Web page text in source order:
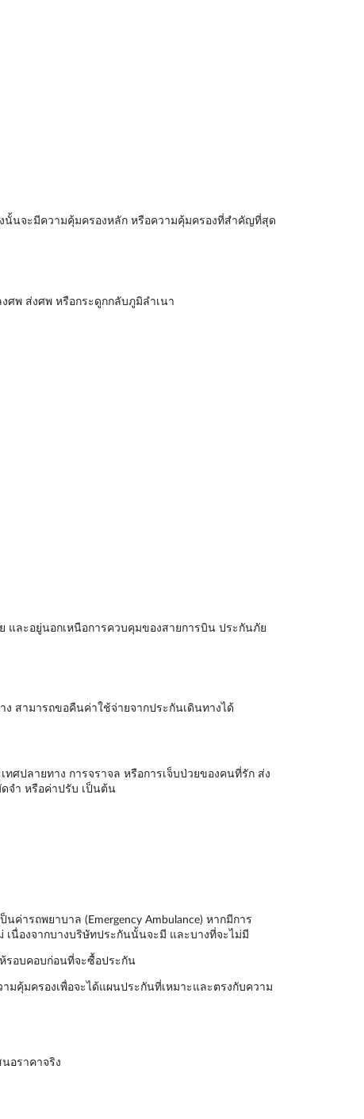
นจะมีความคุ้มครองหลัก หรือความคุ้มครองที่สำคัญที่สุด
ศพ ส่งศพ หรือกระดูกกลับภูมิลำเนา
และอยู่นอกเหนือการควบคุมของสายการบิน ประกันภัย
สามารถขอคืนค่าใช้จ่ายจากประกันเดินทางได้
ศปลายทาง การจราจล หรือการเจ็บป่วยของคนที่รัก ส่ง
จำ หรือค่าปรับ เป็นต้น
ารถพยาบาล (Emergency Ambulance) หากมีการ
นื่องจากบางบริษัทประกันนั้นจะมี และบางที่จะไม่มี
รอบคอบก่อนที่จะซื้อประกัน
คุ้มครองเพื่อจะได้แผนประกันที่เหมาะและตรงกับความ
อราคาจริง